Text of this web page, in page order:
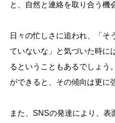
と、自然と連絡を取り合う機
日々の忙しさに追われ、「そ
ていないな」と気づいた時に
るということもあるでしょう
ができると、その傾向は更に
また、SNSの発達により、表